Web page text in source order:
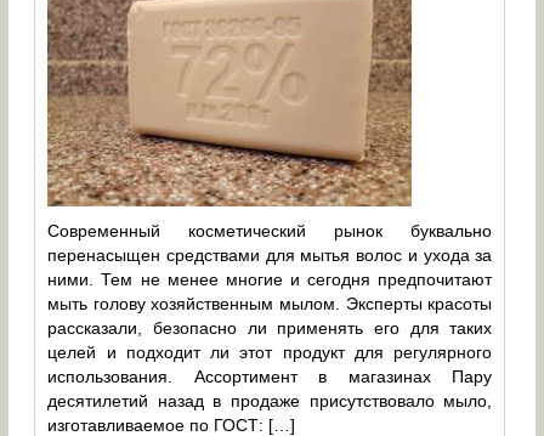
Современный косметический рынок буквально
перенасыщен средствами для мытья волос и ухода за
ними. Тем не менее многие и сегодня предпочитают
мыть голову хозяйственным мылом. Эксперты красоты
рассказали, безопасно ли применять его для таких
целей и подходит ли этот продукт для регулярного
использования. Ассортимент в магазинах Пару
десятилетий назад в продаже присутствовало мыло,
изготавливаемое по ГОСТ: […]